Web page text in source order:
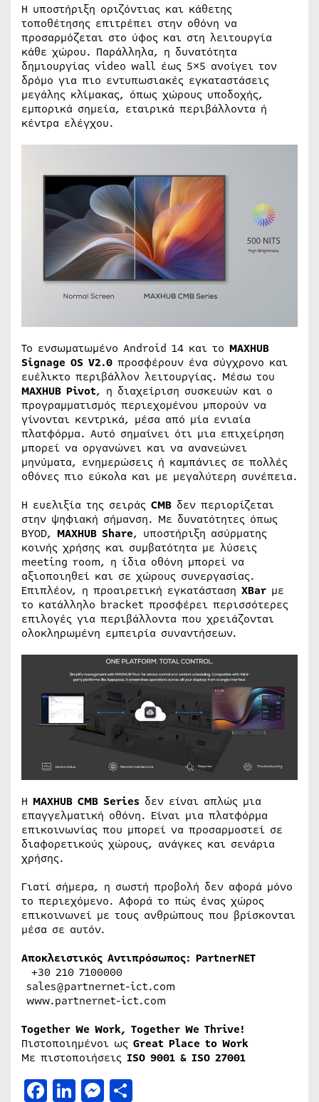
Η υποστήριξη οριζόντιας και κάθετης
τοποθέτησης επιτρέπει στην οθόνη να
προσαρμόζεται στο ύφος και στη λειτουργία
κάθε χώρου. Παράλληλα, η δυνατότητα
δημιουργίας video wall έως 5×5 ανοίγει τον
δρόμο για πιο εντυπωσιακές εγκαταστάσεις
μεγάλης κλίμακας, όπως χώρους υποδοχής,
εμπορικά σημεία, εταιρικά περιβάλλοντα ή
κέντρα ελέγχου.
Το ενσωματωμένο Android 14 και το MAXHUB
Signage OS V2.0 προσφέρουν ένα σύγχρονο και
ευέλικτο περιβάλλον λειτουργίας. Μέσω του
MAXHUB Pivot, η διαχείριση συσκευών και ο
προγραμματισμός περιεχομένου μπορούν να
γίνονται κεντρικά, μέσα από μία ενιαία
πλατφόρμα. Αυτό σημαίνει ότι μια επιχείρηση
μπορεί να οργανώνει και να ανανεώνει
μηνύματα, ενημερώσεις ή καμπάνιες σε πολλές
οθόνες πιο εύκολα και με μεγαλύτερη συνέπεια.
Η ευελιξία της σειράς CMB δεν περιορίζεται
στην ψηφιακή σήμανση. Με δυνατότητες όπως
BYOD, MAXHUB Share, υποστήριξη ασύρματης
κοινής χρήσης και συμβατότητα με λύσεις
meeting room, η ίδια οθόνη μπορεί να
αξιοποιηθεί και σε χώρους συνεργασίας.
Επιπλέον, η προαιρετική εγκατάσταση XBar με
το κατάλληλο bracket προσφέρει περισσότερες
επιλογές για περιβάλλοντα που χρειάζονται
ολοκληρωμένη εμπειρία συναντήσεων.
Η MAXHUB CMB Series δεν είναι απλώς μια
επαγγελματική οθόνη. Είναι μια πλατφόρμα
επικοινωνίας που μπορεί να προσαρμοστεί σε
διαφορετικούς χώρους, ανάγκες και σενάρια
χρήσης.
Γιατί σήμερα, η σωστή προβολή δεν αφορά μόνο
το περιεχόμενο. Αφορά το πώς ένας χώρος
επικοινωνεί με τους ανθρώπους που βρίσκονται
μέσα σε αυτόν.
Αποκλειστικός Αντιπρόσωπος: PartnerNET
+30 210 7100000
sales@partnernet-ict.com
www.partnernet-ict.com
Together We Work, Together We Thrive!
Πιστοποιημένοι ως Great Place to Work
Με πιστοποιήσεις ISO 9001 & ISO 27001
Facebook
LinkedIn
Messenger